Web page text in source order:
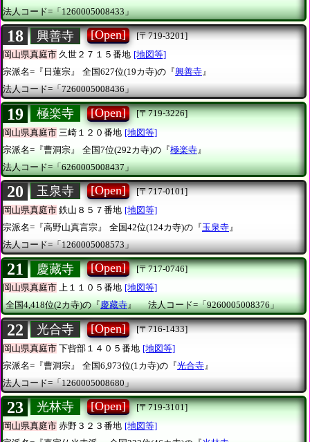
法人コード=「1260005008433」
18 興善寺 [Open]
[〒719-3201]
岡山県真庭市 久世２７１５番地 [地図等]
宗派名=『日蓮宗』
全国627位(19カ寺)の『興善寺』
法人コード=「7260005008436」
19 極楽寺 [Open]
[〒719-3226]
岡山県真庭市 三崎１２０番地 [地図等]
宗派名=『曹洞宗』
全国7位(292カ寺)の『極楽寺 』
法人コード=「6260005008437」
20 玉泉寺 [Open]
[〒717-0101]
岡山県真庭市 鉄山８５７番地 [地図等]
宗派名=『高野山真言宗』
全国42位(124カ寺)の『玉泉寺 』
法人コード=「1260005008573」
21 慶藏寺 [Open]
[〒717-0746]
岡山県真庭市 上１１０５番地 [地図等]
全国4,418位(2カ寺)の『慶藏寺』 法人コード=「9260005008376」
22 光合寺 [Open]
[〒716-1433]
岡山県真庭市 下呰部１４０５番地 [地図等]
宗派名=『曹洞宗』
全国6,973位(1カ寺)の『光合寺 』
法人コード=「1260005008680」
23 光林寺 [Open]
[〒719-3101]
岡山県真庭市 赤野３２３番地 [地図等]